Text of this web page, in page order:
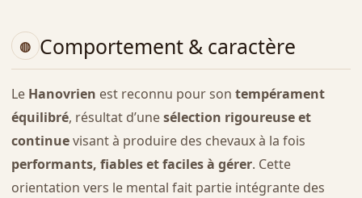
Comportement & caractère
Le Hanovrien est reconnu pour son tempérament
équilibré, résultat d’unesélection rigoureuse et
continuevisant à produire des chevaux à la fois
performants, fiables et faciles à gérer. Cette
orientation vers le mental fait partie intégrante des